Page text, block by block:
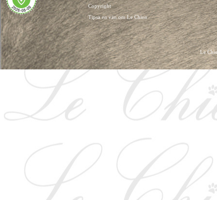
Copyright
Tipsa en vän om Le Chien
Le
HUNDKLÄDER, HUNDVÄSKOR, HUNDACCESSOARER, HUND KLÄDER,